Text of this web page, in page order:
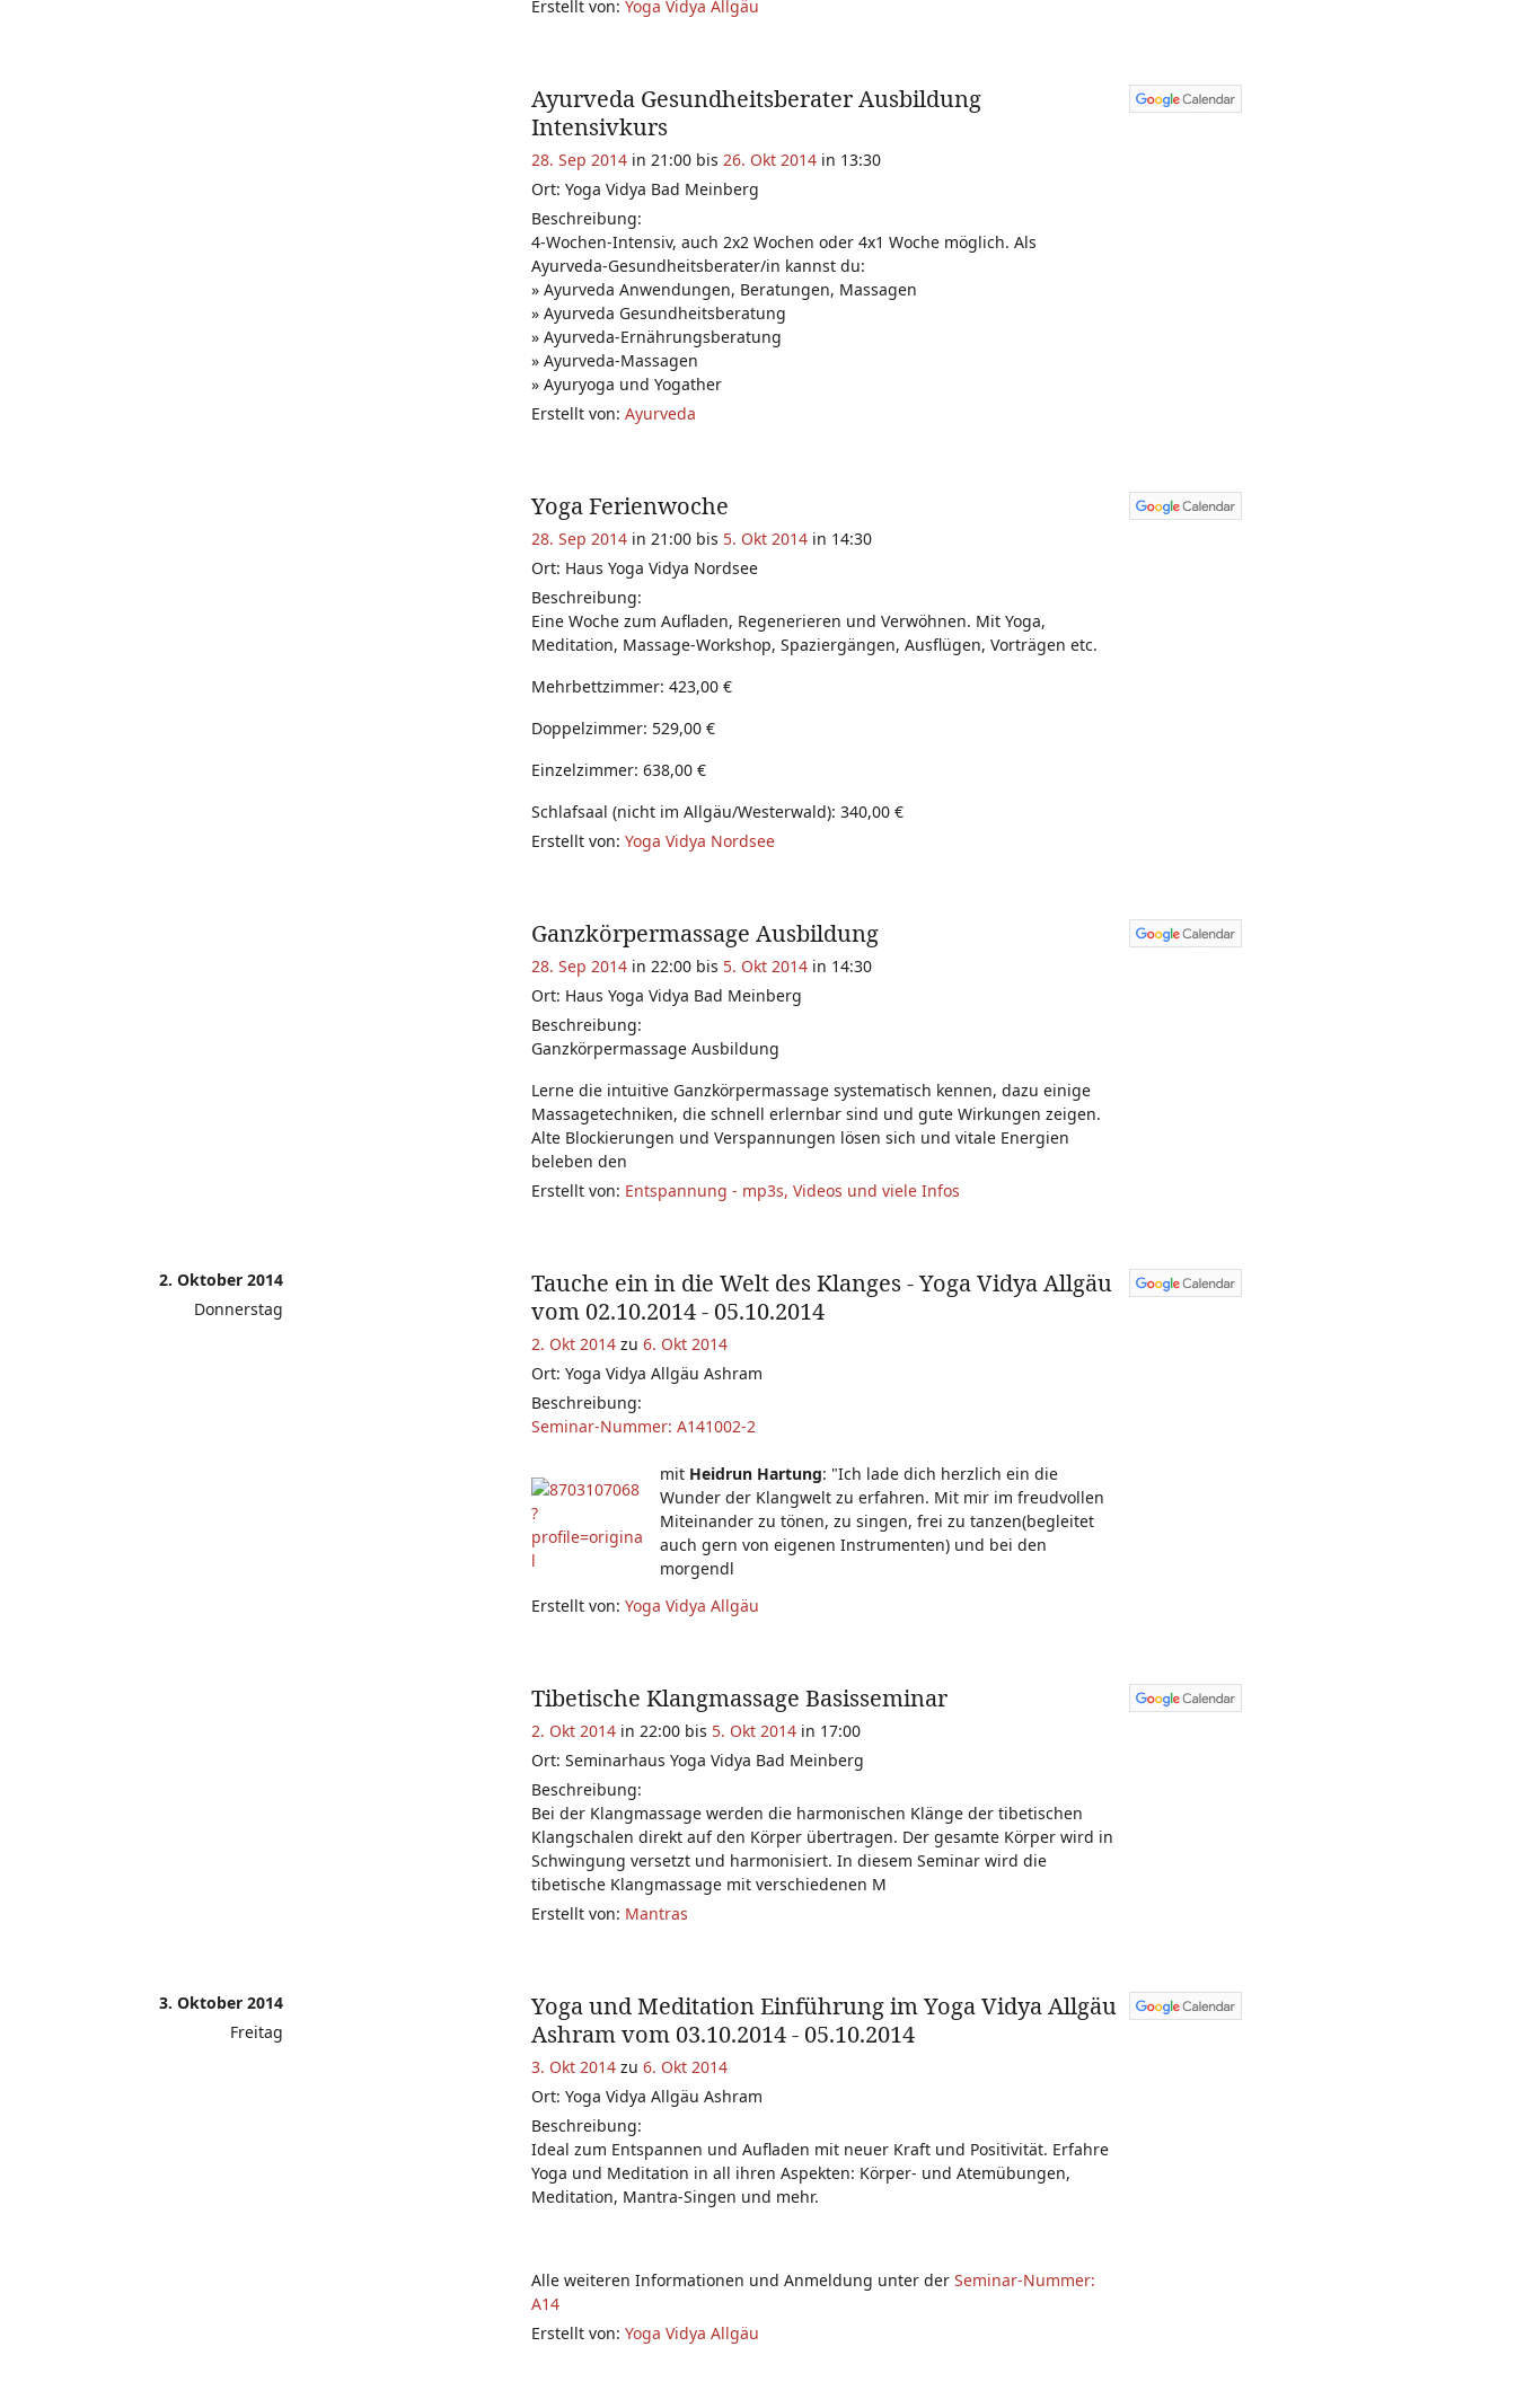
Erstellt von:Yoga Vidya Allgäu
Ayurveda Gesundheitsberater Ausbildung
Intensivkurs
28. Sep 2014 in 21:00 bis26. Okt 2014 in 13:30
Ort: Yoga Vidya Bad Meinberg
Beschreibung:
4-Wochen-Intensiv, auch 2x2 Wochen oder 4x1 Woche möglich. Als
Ayurveda-Gesundheitsberater/in kannst du:
» Ayurveda Anwendungen, Beratungen, Massagen
» Ayurveda Gesundheitsberatung
» Ayurveda-Ernährungsberatung
» Ayurveda-Massagen
» Ayuryoga und Yogather
Erstellt von:Ayurveda
Yoga Ferienwoche
28. Sep 2014 in 21:00 bis 5. Okt 2014 in 14:30
Ort: Haus Yoga Vidya Nordsee
Beschreibung:
Eine Woche zum Aufladen, Regenerieren und Verwöhnen. Mit Yoga,
Meditation, Massage-Workshop, Spaziergängen, Ausflügen, Vorträgen etc.
Mehrbettzimmer: 423,00 €
Doppelzimmer: 529,00 €
Einzelzimmer: 638,00 €
Schlafsaal (nicht im Allgäu/Westerwald): 340,00 €
Erstellt von:Yoga Vidya Nordsee
Ganzkörpermassage Ausbildung
28. Sep 2014 in 22:00 bis 5. Okt 2014 in 14:30
Ort: Haus Yoga Vidya Bad Meinberg
Beschreibung:
Ganzkörpermassage Ausbildung
Lerne die intuitive Ganzkörpermassage systematisch kennen, dazu einige
Massagetechniken, die schnell erlernbar sind und gute Wirkungen zeigen.
Alte Blockierungen und Verspannungen lösen sich und vitale Energien
beleben den
Erstellt von: Entspannung - mp3s, Videos und viele Infos
2. Oktober 2014
Donnerstag
Tauche ein in die Welt des Klanges - Yoga Vidya Allgäu
vom 02.10.2014 - 05.10.2014
2. Okt 2014 zu6. Okt 2014
Ort: Yoga Vidya Allgäu Ashram
Beschreibung:
Seminar-Nummer: A141002-2
mit Heidrun Hartung: "Ich lade dich herzlich ein die
Wunder der Klangwelt zu erfahren. Mit mir im freudvollen
Miteinander zu tönen, zu singen, frei zu tanzen(begleitet
auch gern von eigenen Instrumenten) und bei den
morgendl
Erstellt von:Yoga Vidya Allgäu
Tibetische Klangmassage Basisseminar
2. Okt 2014 in 22:00 bis 5. Okt 2014 in 17:00
Ort: Seminarhaus Yoga Vidya Bad Meinberg
Beschreibung:
Bei der Klangmassage werden die harmonischen Klänge der tibetischen
Klangschalen direkt auf den Körper übertragen. Der gesamte Körper wird in
Schwingung versetzt und harmonisiert. In diesem Seminar wird die
tibetische Klangmassage mit verschiedenen M
Erstellt von: Mantras
3. Oktober 2014
Freitag
Yoga und Meditation Einführung im Yoga Vidya Allgäu
Ashram vom 03.10.2014 - 05.10.2014
3. Okt 2014 zu6. Okt 2014
Ort: Yoga Vidya Allgäu Ashram
Beschreibung:
Ideal zum Entspannen und Aufladen mit neuer Kraft und Positivität. Erfahre
Yoga und Meditation in all ihren Aspekten: Körper- und Atemübungen,
Meditation, Mantra-Singen und mehr.
Alle weiteren Informationen und Anmeldung unter derSeminar-Nummer:
A14
Erstellt von:Yoga Vidya Allgäu